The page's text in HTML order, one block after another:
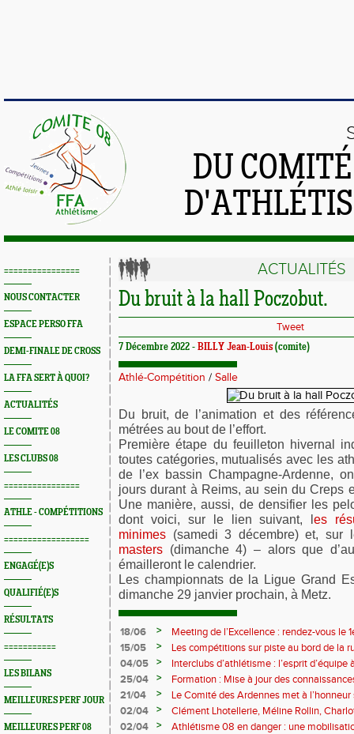
DU
================
NOUS CONTACTER
ESPACE PERSO FFA
DEMI-FINALE DE CROSS
LA FFA SERT À QUOI?
ACTUALITÉS
LE COMITE 08
LES CLUBS 08
================
ATHLE - COMPÉTITIONS
==================
ENGAGÉ(E)S
QUALIFIÉ(E)S
RÉSULTATS
===========
LES BILANS
MEILLEURES PERF JOUR
MEILLEURES PERF 08
ACTUALITÉS
Du bruit à la hall Poczobut.
Tweet
7 Décembre 2022 - BILLY Jean-Louis(comite)
Athlé-Compétition / Salle
Du bruit, de l’animation et des
métrées au bout de l’effort.
Première étape du feuilleton hivernal
toutes catégories, mutualisés avec les
de l’ex bassin Champagne-Ardenne,
jours durant à Reims, au sein du Creps
Une manière, aussi, de densifier les
dont voici, sur le lien suivant, les
minimes (samedi 3 décembre) et, sur
masters (dimanche 4) – alors que
émailleront le calendrier.
Les championnats de la Ligue Grand
dimanche 29 janvier prochain, à Metz.
18/06 >
Meeting de l’Excellence : rendez-vous le
15/05
>
Les compétitions sur piste au bord de la
04/05
>
Interclubs d’athlétisme : l’esprit d’équipe
rempart contre la sédentarité des jeunes
25/04 >
Formation : Mise à jour des
M372)
21/04 >
Le Comité des Ardennes met à
02/04
>
Clément Lhotellerie, Méline Rollin,
prolifique pour les coureurs ardennais
02/04 >
Athlétisme 08 en danger : une